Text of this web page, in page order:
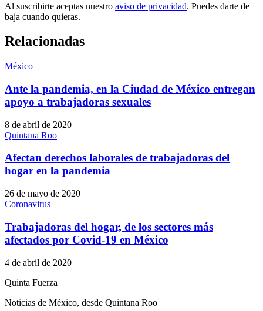
Al suscribirte aceptas nuestro aviso de privacidad. Puedes darte de
baja cuando quieras.
Relacionadas
México
Ante la pandemia, en la Ciudad de México entregan
apoyo a trabajadoras sexuales
8 de abril de 2020
Quintana Roo
Afectan derechos laborales de trabajadoras del
hogar en la pandemia
26 de mayo de 2020
Coronavirus
Trabajadoras del hogar, de los sectores más
afectados por Covid-19 en México
4 de abril de 2020
Quinta Fuerza
Noticias de México, desde Quintana Roo